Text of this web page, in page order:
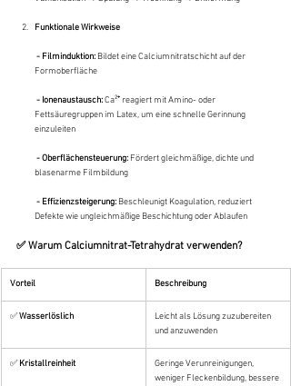
Funktionale Wirkweise
- Filminduktion: Bildet eine Calciumnitratschicht auf der
Formoberfläche
- Ionenaustausch: Ca²⁺ reagiert mit Amino- oder
Fettsäuregruppen im Latex, um eine schnelle Gerinnung
einzuleiten
- Oberflächensteuerung: Fördert gleichmäßige, dichte und
blasenarme Filmbildung
- Effizienzsteigerung: Beschleunigt Koagulation, reduziert
Defekte wie ungleichmäßige Beschichtung oder Ablaufen
✅ Warum Calciumnitrat-Tetrahydrat verwenden?
Vorteil Beschreibung
✅ Wasserlöslich
Leicht als Lösung zuzubereiten
und anzuwenden
✅ Kristallreinheit
Geringe Verunreinigungen,
weniger Fleckenbildung, bessere